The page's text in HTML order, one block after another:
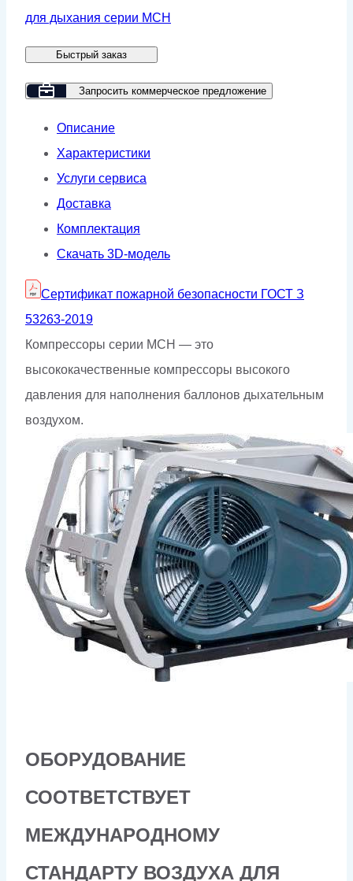
для
GMP
MCH-
(ГОСТ
53263-
для дыхания серии MCH
Быстрый заказ
Запросить коммерческое предложение
Описание
Характеристики
Услуги сервиса
Доставка
Комплектация
Скачать 3D-модель
Сертификат пожарной безопасности ГОСТ З
53263-2019
Компрессоры серии МСН — это
высококачественные компрессоры высокого
давления для наполнения баллонов дыхательным
воздухом.
ОБОРУДОВАНИЕ
СООТВЕТСТВУЕТ
МЕЖДУНАРОДНОМУ
СТАНДАРТУ ВОЗДУХА ДЛЯ